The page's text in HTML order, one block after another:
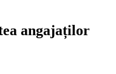
angajaților